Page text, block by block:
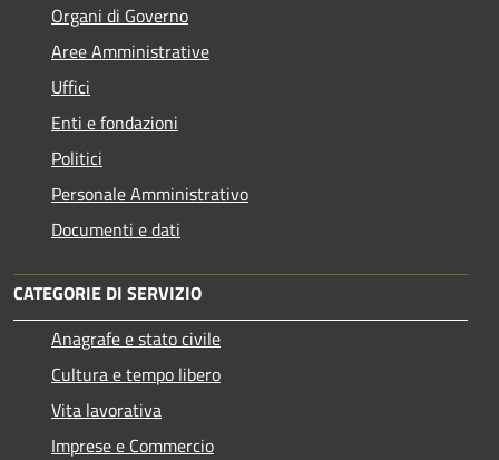
Organi di Governo
Aree Amministrative
Uffici
Enti e fondazioni
Politici
Personale Amministrativo
Documenti e dati
CATEGORIE DI SERVIZIO
Anagrafe e stato civile
Cultura e tempo libero
Vita lavorativa
Imprese e Commercio